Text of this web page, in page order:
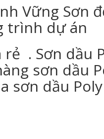
Vững Sơn
trình dự án
. Sơn dầu
sơn dầu
sơn dầu